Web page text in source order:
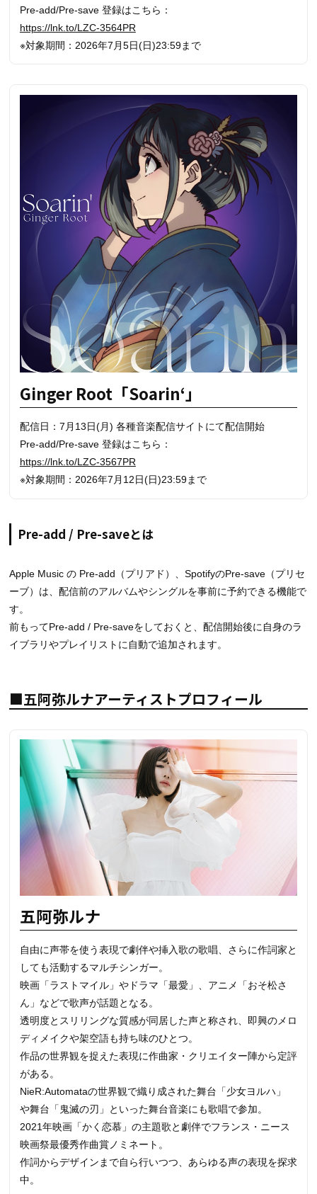
Pre-add/Pre-save 登録はこちら：
https://lnk.to/LZC-3564PR
※対象期間：2026年7月5日(日)23:59まで
Ginger Root「Soarin‘」
配信日：7月13日(月) 各種音楽配信サイトにて配信開始
Pre-add/Pre-save 登録はこちら：
https://lnk.to/LZC-3567PR
※対象期間：2026年7月12日(日)23:59まで
Pre-add / Pre-saveとは
Apple Music の Pre-add（プリアド）、SpotifyのPre-save（プリセ
ーブ）は、配信前のアルバムやシングルを事前に予約できる機能で
す。
前もってPre-add / Pre-saveをしておくと、配信開始後に自身のラ
イブラリやプレイリストに自動で追加されます。
■五阿弥ルナアーティストプロフィール
五阿弥ルナ
自由に声帯を使う表現で劇伴や挿入歌の歌唱、さらに作詞家と
しても活動するマルチシンガー。
映画「ラストマイル」やドラマ「最愛」、アニメ「おそ松さ
ん」などで歌声が話題となる。
透明度とスリリングな質感が同居した声と称され、即興のメロ
ディメイクや架空語も持ち味のひとつ。
作品の世界観を捉えた表現に作曲家・クリエイター陣から定評
がある。
NieR:Automataの世界観で織り成された舞台「少女ヨルハ」
や舞台「鬼滅の刃」といった舞台音楽にも歌唱で参加。
2021年映画「かく恋慕」の主題歌と劇伴でフランス・ニース
映画祭最優秀作曲賞ノミネート。
作詞からデザインまで自ら行いつつ、あらゆる声の表現を探求
中。